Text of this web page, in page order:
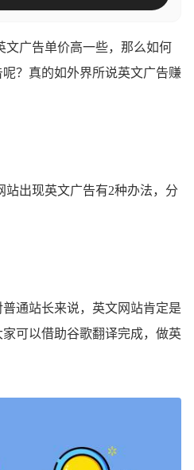
广告单价高一些，那么如何
？真的如外界所说英文广告赚
出现英文广告有2种办法，分
通站长来说，英文网站肯定是
可以借助谷歌翻译完成，做英